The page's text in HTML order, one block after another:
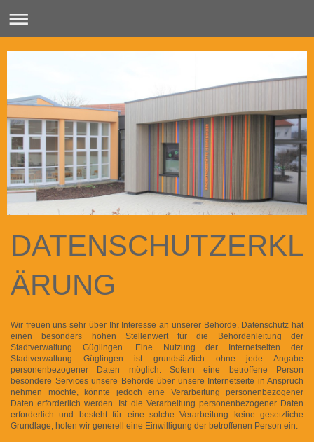
DATENSCHUTZERKL
ÄRUNG
Wir freuen uns sehr über Ihr Interesse an unserer Behörde. Datenschutz hat
einen besonders hohen Stellenwert für die Behördenleitung der
Stadtverwaltung Güglingen. Eine Nutzung der Internetseiten der
Stadtverwaltung Güglingen ist grundsätzlich ohne jede Angabe
personenbezogener Daten möglich. Sofern eine betroffene Person
besondere Services unsere Behörde über unsere Internetseite in Anspruch
nehmen möchte, könnte jedoch eine Verarbeitung personenbezogener
Daten erforderlich werden. Ist die Verarbeitung personenbezogener Daten
erforderlich und besteht für eine solche Verarbeitung keine gesetzliche
Grundlage, holen wir generell eine Einwilligung der betroffenen Person ein.